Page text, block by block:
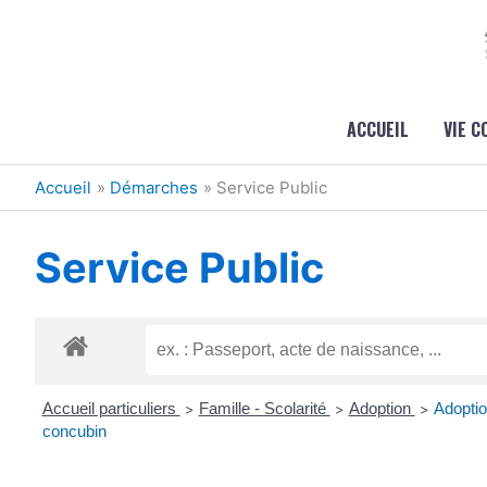
ACCUEIL VIE
Accueil Démarches Service Public
Service Public
Accueil particuliers > Famille - Scolarité > Adoption >
concubin